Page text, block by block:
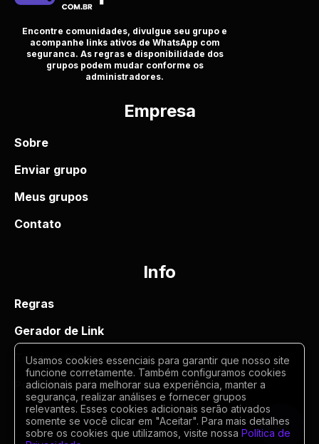
Encontre comunidades, divulgue seu grupo e
acompanhe links ativos de WhatsApp com
seguranca. As regras e disponibilidade dos
grupos podem mudar conforme os
administradores.
Empresa
Sobre
Enviar grupo
Meus grupos
Contato
Info
Regras
Gerador de Link
Termos de uso
Politica de privacidade
Usamos cookies essenciais para garantir que nosso site
funcione corretamente. Também configuramos cookies
adicionais para melhorar sua experiência, manter a
segurança, realizar análises e fornecer grupos
relevantes. Esses cookies adicionais serão ativados
somente se você clicar em "Aceitar". Para mais detalhes
sobre os cookies que utilizamos, visite nossa Política de